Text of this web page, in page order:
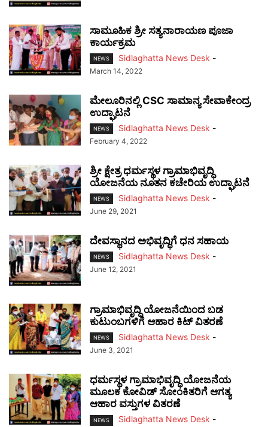
ಸಾಮೂಹಿಕ ಶ್ರೀ ಸತ್ಯನಾರಾಯಣ ಪೂಜಾ
ಕಾರ್ಯಕ್ರಮ
NEWS Sidlaghatta News Desk -
March 14, 2022
ಮೇಲೂರಿನಲ್ಲಿ CSC ಸಾಮಾನ್ಯ ಸೇವಾಕೇಂದ್ರ
ಉದ್ಘಾಟನೆ
NEWS Sidlaghatta News Desk -
February 4, 2022
ಶ್ರೀ ಕ್ಷೇತ್ರ ಧರ್ಮಸ್ಥಳ ಗ್ರಾಮಾಭಿವೃದ್ಧಿ
ಯೋಜನೆಯ ನೂತನ ಕಚೇರಿಯ ಉದ್ಘಾಟನೆ
NEWS Sidlaghatta News Desk -
June 29, 2021
ದೇವಸ್ಥಾನದ ಅಭಿವೃದ್ಧಿಗೆ ಧನ ಸಹಾಯ
NEWS Sidlaghatta News Desk -
June 12, 2021
ಗ್ರಾಮಾಭಿವೃದ್ಧಿ ಯೋಜನೆಯಿಂದ ಬಡ
ಕುಟುಂಬಗಳಿಗೆ ಆಹಾರ ಕಿಟ್ ವಿತರಣೆ
NEWS Sidlaghatta News Desk -
June 3, 2021
ಧರ್ಮಸ್ಥಳ ಗ್ರಾಮಾಭಿವೃದ್ಧಿ ಯೋಜನೆಯ
ಮೂಲಕ ಕೋವಿಡ್ ಸೋಂಕಿತರಿಗೆ ಆಗತ್ಯ
ಆಹಾರ ವಸ್ತುಗಳ ವಿತರಣೆ
NEWS Sidlaghatta News Desk -